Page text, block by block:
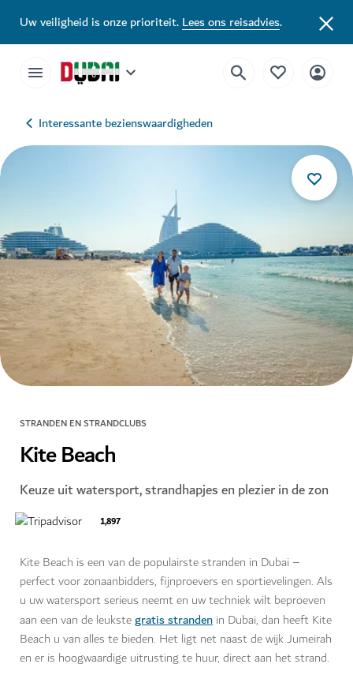
Uw veiligheid is onze prioriteit.Lees ons reisadvies.
Interessante bezienswaardigheden
STRANDEN EN STRANDCLUBS
Kite Beach
Keuze uit watersport, strandhapjes en plezier in de zon
1,897
Kite Beach is een van de populairste stranden in Dubai –
perfect voor zonaanbidders, fijnproevers en sportievelingen. Als
u uw watersport serieus neemt en uw techniek wilt beproeven
aan een van de leukstegratis stranden in Dubai, dan heeft Kite
Beach u van alles te bieden. Het ligt net naast de wijk Jumeirah
en er is hoogwaardige uitrusting te huur, direct aan het strand.